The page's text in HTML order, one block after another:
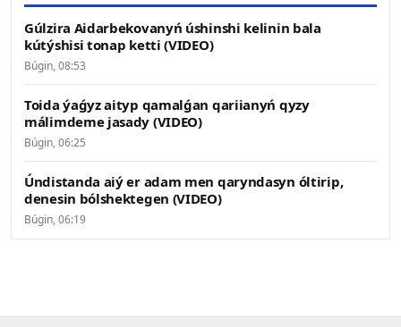
Gúlzira Aidarbekovanyń úshinshi kelinin bala
kútýshisi tonap ketti (VIDEO)
Búgin, 08:53
Toida ýaǵyz aityp qamalǵan qariianyń qyzy
málimdeme jasady (VIDEO)
Búgin, 06:25
Úndistanda aiý er adam men qaryndasyn óltirip,
denesin bólshektegen (VIDEO)
Búgin, 06:19